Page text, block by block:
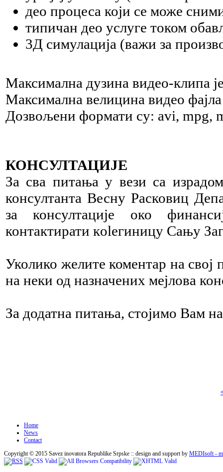
део процеса који се може
типичан део услуге током
3Д симулација (важи за
Максимална дузина видео-клипа
Максимална велицина видео
Дозвољени формати су: avi, mpg,
КОНСУЛТАЦИЈЕ
За сва питања у вези са
консултанта Весну Расковиц
за консултације око
контактирати кoleгиницу Сању
Уколико желите коментар на
на неки од назначених мејлова
За додатна питања, стојимо Вам
Home
News
Contact
Copyright © 2015 Savez inovatora Republike Srpske :: design and support by MEDIsoft -